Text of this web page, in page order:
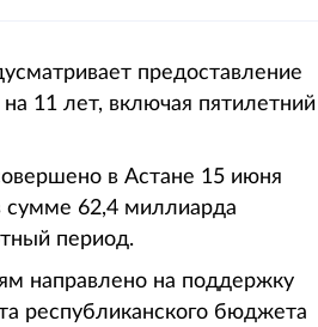
предоставление
11 лет, включая пятилетний
в Астане 15 июня
сумме 62,4 миллиарда
период.
направлено на поддержку
республиканского бюджета